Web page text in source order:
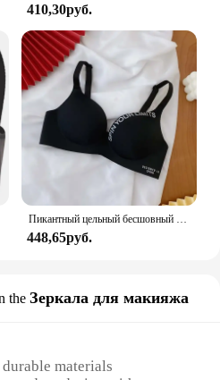
410,30руб.
Пикантный цельный бесшовный бюстгальтер с буквенным принтом, женский бюстгальтер пуш-ап без косточек, собранное нижнее белье, регулируемое женское белье
448,65руб.
the Зеркала для макияжа
materials